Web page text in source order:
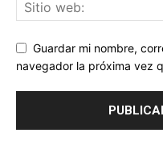
Guardar mi nombre,
navegador la próxima vez